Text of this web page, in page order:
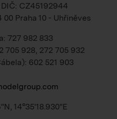
CZ45192944
00 Praha 10 - Uhřiněves
727 982 833
705 928, 272 705 932
602 521 903
14°35'18.930"E